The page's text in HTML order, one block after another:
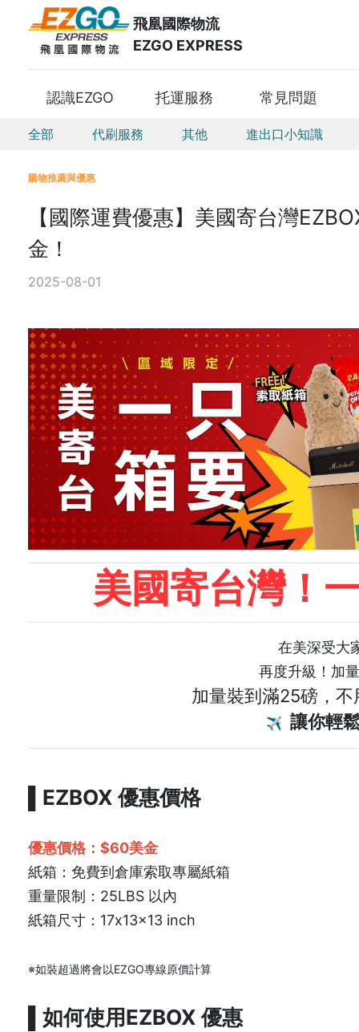
飛凰國際物流
EZGO EXPRESS
認識EZGO 托運服務 常見問題
全部 代刷服務 其他 進出口小知識
購物推薦與優惠
【國際運費優惠】美國寄台灣
金！
2025-08-01
美國寄台灣！
在美深受大
再度升級！
加量裝到滿25磅，
✈️ 讓你輕
▌EZBOX 優惠價格
優惠價格：$60美金
紙箱：免費到倉庫索取專屬紙箱
重量限制：25LBS 以內
紙箱尺寸：17x13x13 inch
※如裝超過將會以EZGO專線原價計算
▌如何使用EZBOX 優惠